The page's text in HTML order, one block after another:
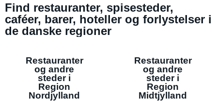
Find restauranter, spisesteder,
caféer, barer, hoteller og forlystelser i
de danske regioner
Restauranter
og andre
steder i
Region
Nordjylland
Restauranter
og andre
steder i
Region
Midtjylland